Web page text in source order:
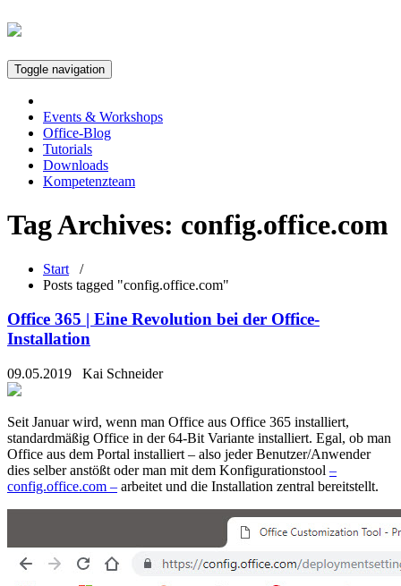
Toggle navigation
Events & Workshops
Office-Blog
Tutorials
Downloads
Kompetenzteam
Tag Archives: config.office.com
Start /
Posts tagged "config.office.com"
Office 365 | Eine Revolution bei der Office-
Installation
09.05.2019 Kai Schneider
Seit Januar wird, wenn man Office aus Office 365 installiert,
standardmäßig Office in der 64-Bit Variante installiert. Egal, ob man
Office aus dem Portal installiert – also jeder Benutzer/Anwender
dies selber anstößt oder man mit dem Konfigurationstool –
config.office.com – arbeitet und die Installation zentral bereitstellt.